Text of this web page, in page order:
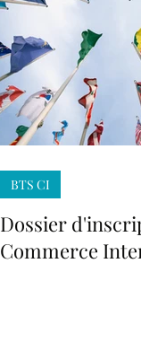
Dossier
Commerce
BTS CI